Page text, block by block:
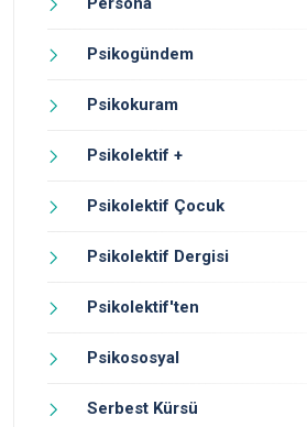
Psikogündem
Psikokuram
Psikolektif +
Psikolektif Çocuk
Psikolektif Dergisi
Psikolektif'ten
Psikososyal
Serbest Kürsü